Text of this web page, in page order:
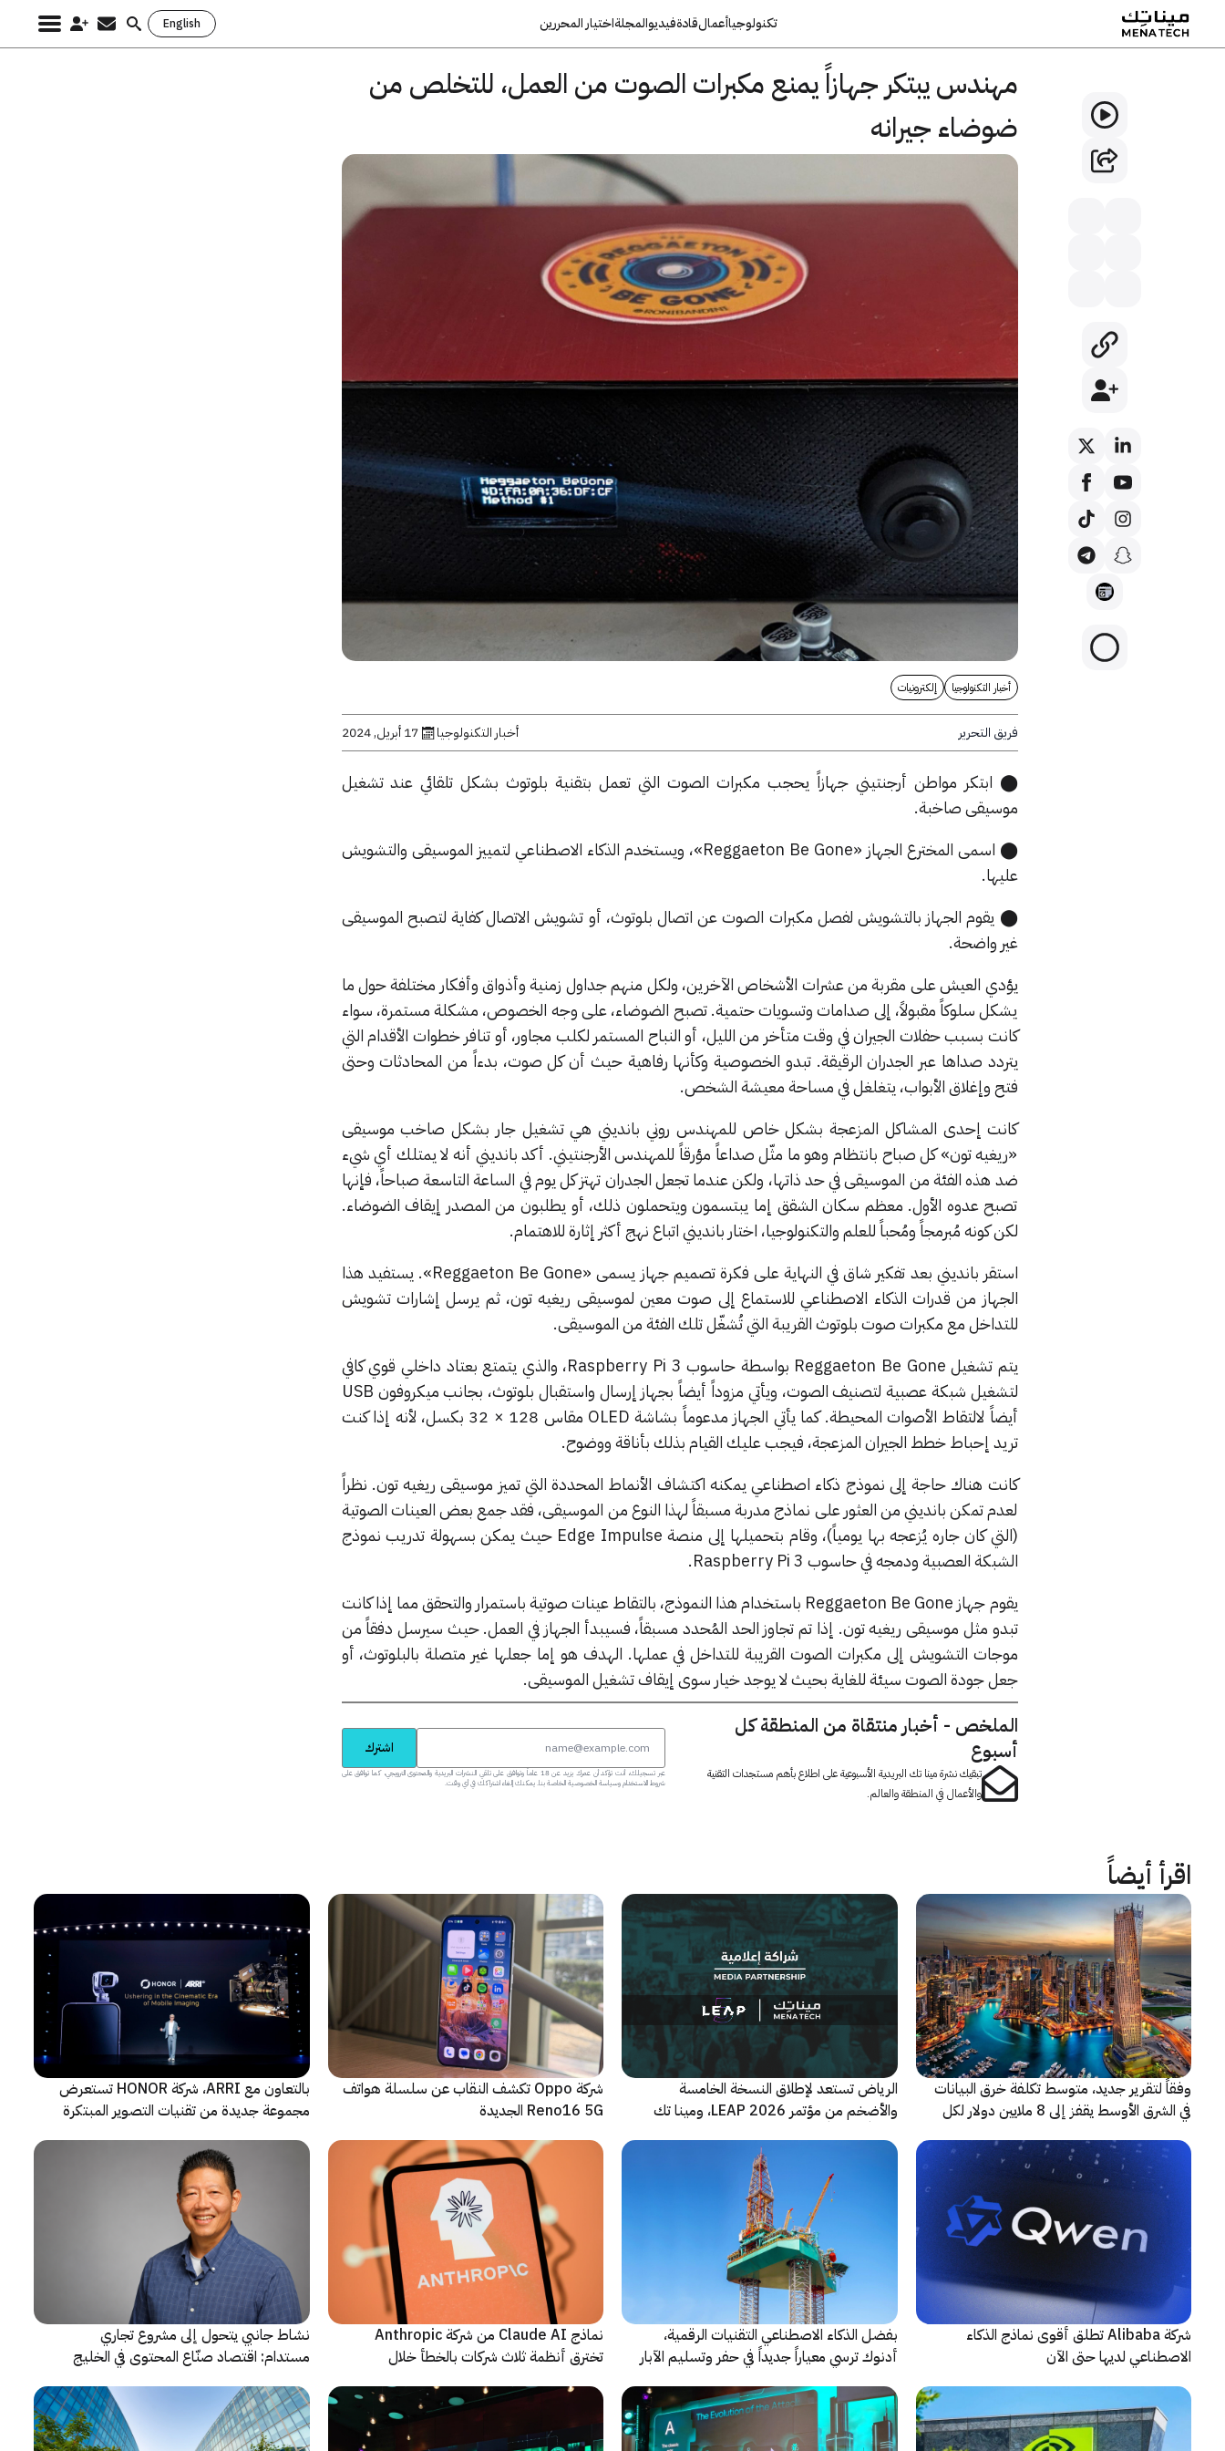
تكنولوجياأعمالقادةفيديوالمجلةاختيار المحررين English
Search
مهندس يبتكر جهازاً يمنع مكبرات الصوت من العمل، للتخلص من
ضوضاء جيرانه
أخبار التكنولوجيا إلكترونيات
فريق التحرير أخبار التكنولوجيا 17 أبريل, 2024
⬤ ابتكر مواطن أرجنتيني جهازاً يحجب مكبرات الصوت التي تعمل بتقنية بلوتوث بشكل تلقائي عند تشغيل
موسيقى صاخبة.
⬤ اسمى المخترع الجهاز «Reggaeton Be Gone»، ويستخدم الذكاء الاصطناعي لتمييز الموسيقى والتشويش
عليها.
⬤ يقوم الجهاز بالتشويش لفصل مكبرات الصوت عن اتصال بلوتوث، أو تشويش الاتصال كفاية لتصبح الموسيقى
غير واضحة.
يؤدي العيش على مقربة من عشرات الأشخاص الآخرين، ولكل منهم جداول زمنية وأذواق وأفكار مختلفة حول ما
يشكل سلوكاً مقبولاً، إلى صدامات وتسويات حتمية. تصبح الضوضاء، على وجه الخصوص، مشكلة مستمرة، سواء
كانت بسبب حفلات الجيران في وقت متأخر من الليل، أو النباح المستمر لكلب مجاور، أو تنافر خطوات الأقدام التي
يتردد صداها عبر الجدران الرقيقة. تبدو الخصوصية وكأنها رفاهية حيث أن كل صوت، بدءاً من المحادثات وحتى
فتح وإغلاق الأبواب، يتغلغل في مساحة معيشة الشخص.
كانت إحدى المشاكل المزعجة بشكل خاص للمهندس روني بانديني هي تشغيل جار بشكل صاخب موسيقى
«ريغيه تون» كل صباح بانتظام وهو ما مثّل صداعاً مؤرقاً للمهندس الأرجنتيني. أكد بانديني أنه لا يمتلك أي شيء
ضد هذه الفئة من الموسيقى في حد ذاتها، ولكن عندما تجعل الجدران تهتز كل يوم في الساعة التاسعة صباحاً، فإنها
تصبح عدوه الأول. معظم سكان الشقق إما يبتسمون ويتحملون ذلك، أو يطلبون من المصدر إيقاف الضوضاء.
لكن كونه مُبرمجاً ومُحباً للعلم والتكنولوجيا، اختار بانديني اتباع نهج أكثر إثارة للاهتمام.
استقر بانديني بعد تفكير شاق في النهاية على فكرة تصميم جهاز يسمى «Reggaeton Be Gone». يستفيد هذا
الجهاز من قدرات الذكاء الاصطناعي للاستماع إلى صوت معين لموسيقى ريغيه تون، ثم يرسل إشارات تشويش
للتداخل مع مكبرات صوت بلوتوث القريبة التي تُشغّل تلك الفئة من الموسيقى.
يتم تشغيل Reggaeton Be Gone بواسطة حاسوب Raspberry Pi 3، والذي يتمتع بعتاد داخلي قوي كافي
لتشغيل شبكة عصبية لتصنيف الصوت، ويأتي مزوداً أيضاً بجهاز إرسال واستقبال بلوتوث، بجانب ميكروفون USB
أيضاً لالتقاط الأصوات المحيطة. كما يأتي الجهاز مدعوماً بشاشة OLED مقاس 128 × 32 بكسل، لأنه إذا كنت
تريد إحباط خطط الجيران المزعجة، فيجب عليك القيام بذلك بأناقة ووضوح.
كانت هناك حاجة إلى نموذج ذكاء اصطناعي يمكنه اكتشاف الأنماط المحددة التي تميز موسيقى ريغيه تون. نظراً
لعدم تمكن بانديني من العثور على نماذج مدربة مسبقاً لهذا النوع من الموسيقى، فقد جمع بعض العينات الصوتية
(التي كان جاره يُزعجه بها يومياً)، وقام بتحميلها إلى منصة Edge Impulse حيث يمكن بسهولة تدريب نموذج
الشبكة العصبية ودمجه في حاسوب Raspberry Pi 3.
يقوم جهاز Reggaeton Be Gone باستخدام هذا النموذج، بالتقاط عينات صوتية باستمرار والتحقق مما إذا كانت
تبدو مثل موسيقى ريغيه تون. إذا تم تجاوز الحد المُحدد مسبقاً، فسيبدأ الجهاز في العمل. حيث سيرسل دفقاً من
موجات التشويش إلى مكبرات الصوت القريبة للتداخل في عملها. الهدف هو إما جعلها غير متصلة بالبلوتوث، أو
جعل جودة الصوت سيئة للغاية بحيث لا يوجد خيار سوى إيقاف تشغيل الموسيقى.
الملخص - أخبار منتقاة من المنطقة كل
أسبوع
تبقيك نشرة مينا تك البريدية الأسبوعية على اطلاع بأهم مستجدات التقنية
والأعمال في المنطقة والعالم.
اشترك
عبر تسجيلك، أنت تؤكد أن عمرك يزيد عن 18 عاماً وتوافق على تلقي النشرات البريدية والمحتوى الترويجي، كما توافق على
شروط الاستخدام وسياسة الخصوصية الخاصة بنا. يمكنك إلغاء اشتراكك في أي وقت.
اقرأ أيضاً
وفقاً لتقرير جديد، متوسط تكلفة خرق البيانات
في الشرق الأوسط يقفز إلى 8 ملايين دولار لكل
الرياض تستعد لإطلاق النسخة الخامسة
والأضخم من مؤتمر LEAP 2026، ومينا تك
شركة Oppo تكشف النقاب عن سلسلة هواتف
Reno16 5G الجديدة
بالتعاون مع ARRI، شركة HONOR تستعرض
مجموعة جديدة من تقنيات التصوير المبتكرة
شركة Alibaba تطلق أقوى نماذج الذكاء
الاصطناعي لديها حتى الآن
بفضل الذكاء الاصطناعي التقنيات الرقمية،
أدنوك ترسي معياراً جديداً في حفر وتسليم الآبار
نماذج Claude AI من شركة Anthropic
تخترق أنظمة ثلاث شركات بالخطأ خلال
نشاط جانبي يتحول إلى مشروع تجاري
مستدام: اقتصاد صنّاع المحتوى في الخليج